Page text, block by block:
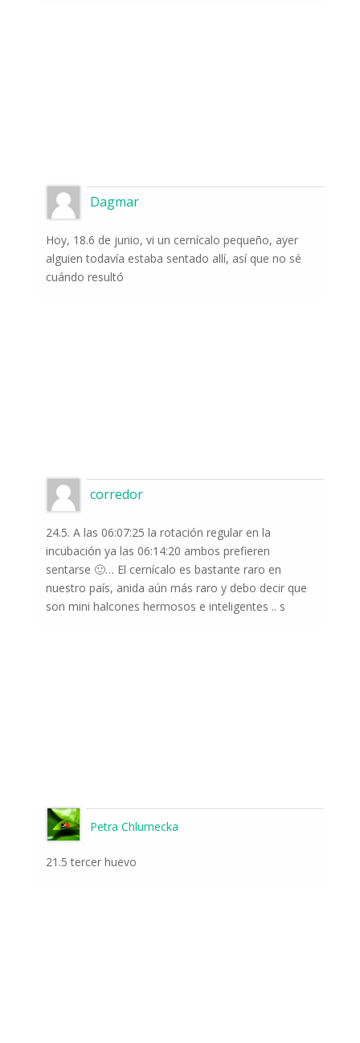
Dagmar
Hoy, 18.6 de junio, vi un cernícalo pequeño, ayer
alguien todavía estaba sentado allí, así que no sé
cuándo resultó
corredor
24.5. A las 06:07:25 la rotación regular en la
incubación ya las 06:14:20 ambos prefieren
sentarse 🙂… El cernícalo es bastante raro en
nuestro país, anida aún más raro y debo decir que
son mini halcones hermosos e inteligentes .. s
Petra Chlumecka
21.5 tercer huevo